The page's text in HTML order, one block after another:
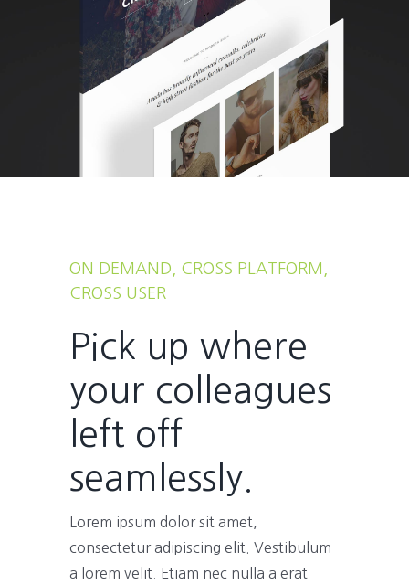
ON DEMAND, CROSS PLATFORM,
CROSS USER
Pick up where
your colleagues
left off
seamlessly.
Lorem ipsum dolor sit amet,
consectetur adipiscing elit. Vestibulum
a lorem velit. Etiam nec nulla a erat